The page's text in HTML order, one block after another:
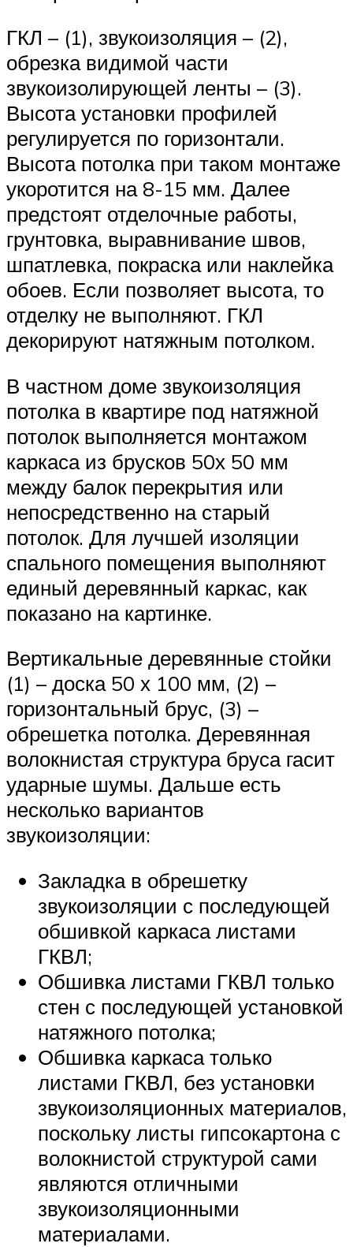
ГКЛ – (1), звукоизоляция – (2),
обрезка видимой части
звукоизолирующей ленты – (3).
Высота установки профилей
регулируется по горизонтали.
Высота потолка при таком монтаже
укоротится на 8-15 мм. Далее
предстоят отделочные работы,
грунтовка, выравнивание швов,
шпатлевка, покраска или наклейка
обоев. Если позволяет высота, то
отделку не выполняют. ГКЛ
декорируют натяжным потолком.
В частном доме звукоизоляция
потолка в квартире под натяжной
потолок выполняется монтажом
каркаса из брусков 50х 50 мм
между балок перекрытия или
непосредственно на старый
потолок. Для лучшей изоляции
спального помещения выполняют
единый деревянный каркас, как
показано на картинке.
Вертикальные деревянные стойки
(1) – доска 50 х 100 мм, (2) –
горизонтальный брус, (3) –
обрешетка потолка. Деревянная
волокнистая структура бруса гасит
ударные шумы. Дальше есть
несколько вариантов
звукоизоляции:
Закладка в обрешетку
звукоизоляции с последующей
обшивкой каркаса листами
ГКВЛ;
Обшивка листами ГКВЛ только
стен с последующей установкой
натяжного потолка;
Обшивка каркаса только
листами ГКВЛ, без установки
звукоизоляционных материалов,
поскольку листы гипсокартона с
волокнистой структурой сами
являются отличными
звукоизоляционными
материалами.